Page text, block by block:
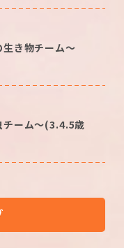
き物チーム～
チーム～(3.4.5歳